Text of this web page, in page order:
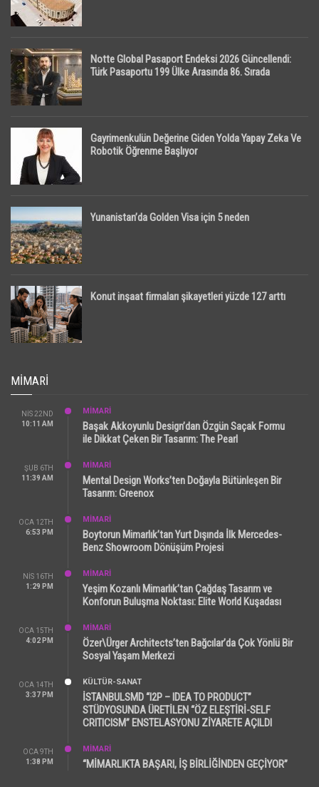
Notte Global Pasaport Endeksi 2026 Güncellendi:
Türk Pasaportu 199 Ülke Arasında 86. Sırada
Gayrimenkulün Değerine Giden Yolda Yapay Zeka Ve
Robotik Öğrenme Başlıyor
Yunanistan’da Golden Visa için 5 neden
Konut inşaat firmaları şikayetleri yüzde 127 arttı
MIMARI
NIS 22ND
10:11 AM
MİMARİ
Başak Akkoyunlu Design’dan Özgün Saçak Formu
ile Dikkat Çeken Bir Tasarım: The Pearl
ŞUB 6TH
11:39 AM
MİMARİ
Mental Design Works’ten Doğayla Bütünleşen Bir
Tasarım: Greenox
OCA 12TH
6:53 PM
MİMARİ
Boytorun Mimarlık’tan Yurt Dışında İlk Mercedes-
Benz Showroom Dönüşüm Projesi
NIS 16TH
1:29 PM
MİMARİ
Yeşim Kozanlı Mimarlık’tan Çağdaş Tasarım ve
Konforun Buluşma Noktası: Elite World Kuşadası
OCA 15TH
4:02 PM
MİMARİ
Özer\Ürger Architects’ten Bağcılar’da Çok Yönlü Bir
Sosyal Yaşam Merkezi
OCA 14TH
3:37 PM
KÜLTÜR-SANAT
İSTANBULSMD “I2P – IDEA TO PRODUCT”
STÜDYOSUNDA ÜRETİLEN “ÖZ ELEŞTİRİ-SELF
CRITICISM” ENSTELASYONU ZİYARETE AÇILDI
OCA 9TH
1:38 PM
MİMARİ
“MİMARLIKTA BAŞARI, İŞ BİRLİĞİNDEN GEÇİYOR”